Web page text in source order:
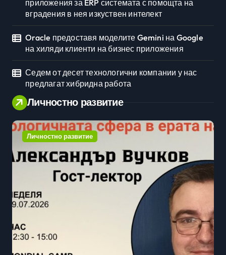
приложения за ERP системата с помощта на
вградения в нея изкуствен интелект
Oracle предоставя моделите Gemini на Google
на хиляди клиенти на бизнес приложения
Седем от десет технологични компании у нас
предлагат хибридна работа
Личностно развитие
Личностно развитие